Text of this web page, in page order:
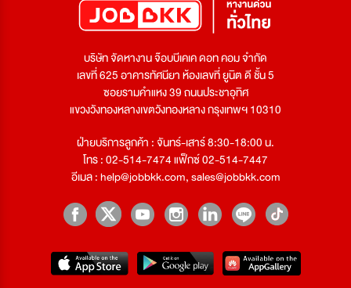
บริษัท จัดหางาน จ๊อบบีเคเค ดอท คอม จำกัด
เลขที่ 625 อาคารทัศนียา ห้องเลขที่ ยูนิต ดี ชั้น 5
ซอยรามคำแหง 39 ถนนประชาอุทิศ
แขวงวังทองหลางเขตวังทองหลาง กรุงเทพฯ 10310
ฝ่ายบริการลูกค้า : จันทร์-เสาร์ 8:30-18:00 น.
โทร : 02-514-7474 แฟ็กซ์ 02-514-7447
อีเมล :help@jobbkk.com,sales@jobbkk.com